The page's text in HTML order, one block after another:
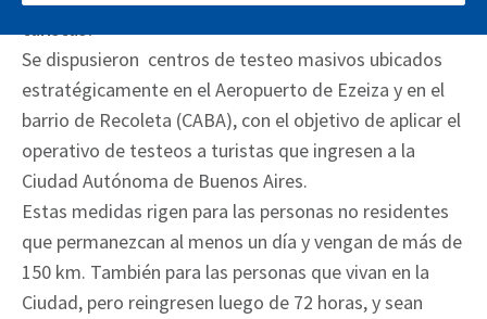
turistas?
Se dispusieron centros de testeo masivos ubicados
estratégicamente en el Aeropuerto de Ezeiza y en el
barrio de Recoleta (CABA), con el objetivo de aplicar el
operativo de testeos a turistas que ingresen a la
Ciudad Autónoma de Buenos Aires.
Estas medidas rigen para las personas no residentes
que permanezcan al menos un día y vengan de más de
150 km. También para las personas que vivan en la
Ciudad, pero reingresen luego de 72 horas, y sean